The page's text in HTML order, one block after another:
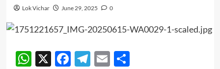
Lok Vichar June 29, 2025 0
WhatsApp
X Facebook
Telegram
EmailShare